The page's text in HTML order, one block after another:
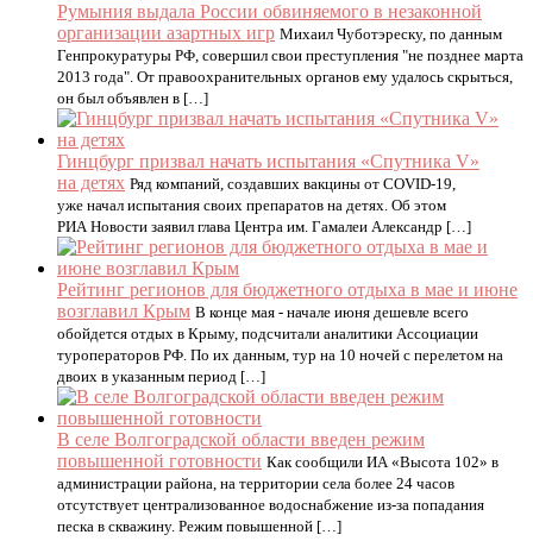
Румыния выдала России обвиняемого в незаконной
организации азартных игр Михаил Чуботэреску, по данным
Генпрокуратуры РФ, совершил свои преступления "не позднее марта
2013 года". От правоохранительных органов ему удалось скрыться,
он был объявлен в […]
Гинцбург призвал начать испытания «Спутника V»
на детях Ряд компаний, создавших вакцины от COVID-19,
уже начал испытания своих препаратов на детях. Об этом
РИА Новости заявил глава Центра им. Гамалеи Александр […]
Рейтинг регионов для бюджетного отдыха в мае и июне
возглавил Крым В конце мая - начале июня дешевле всего
обойдется отдых в Крыму, подсчитали аналитики Ассоциации
туроператоров РФ. По их данным, тур на 10 ночей с перелетом на
двоих в указанным период […]
В селе Волгоградской области введен режим
повышенной готовности Как сообщили ИА «Высота 102» в
администрации района, на территории села более 24 часов
отсутствует централизованное водоснабжение из-за попадания
песка в скважину. Режим повышенной […]